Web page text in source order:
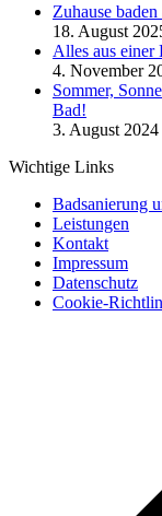
Zuhause
18. August
Alles aus einer
4. November
Sommer,
Bad!
3. August 2024
Wichtige Links
Badsanierung
Leistungen
Kontakt
Impressum
Datenschutz
Cookie-